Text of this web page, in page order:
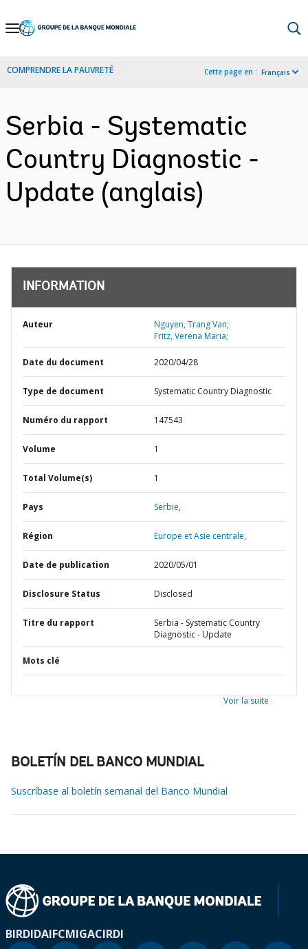
Skip
Navigation
COMPRENDRE LA PAUVRETÉ Cette page en : Français
Serbia - Systematic
Country Diagnostic -
Update (anglais)
INFORMATION
Auteur
Nguyen, Trang Van;
Fritz, Verena Maria;
Date du document 2020/04/28
Type de document Systematic Country Diagnostic
Numéro du rapport 147543
Volume 1
Total Volume(s) 1
Pays Serbie,
Région Europe et Asie centrale,
Date de publication 2020/05/01
Disclosure Status Disclosed
Titre du rapport
Serbia - Systematic Country
Diagnostic - Update
Mots clé
Voir la suite
BOLETÍN DEL BANCO MUNDIAL
Suscríbase al boletín semanal del Banco Mundial
BIRDIDAIFCMIGACIRDI